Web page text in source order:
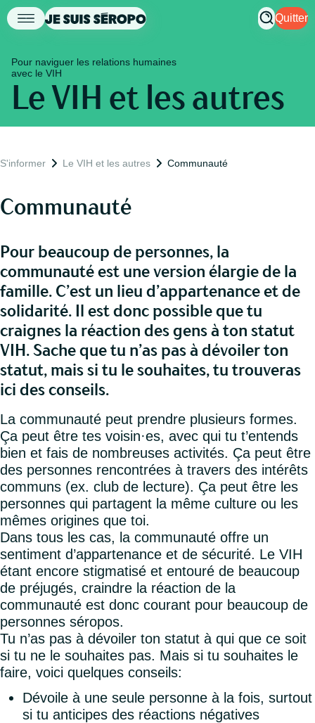
Quitter
Pour naviguer les relations humaines
avec le VIH
Le VIH et les autres
S'informer Le VIH et les autres Communauté
Communauté
Pour beaucoup de personnes, la
communauté est une version élargie de la
famille. C’est un lieu d’appartenance et de
solidarité. Il est donc possible que tu
craignes la réaction des gens à ton statut
VIH. Sache que tu n’as pas à dévoiler ton
statut, mais si tu le souhaites, tu trouveras
ici des conseils.
La communauté peut prendre plusieurs formes.
Ça peut être tes voisin·es, avec qui tu t’entends
bien et fais de nombreuses activités. Ça peut être
des personnes rencontrées à travers des intérêts
communs (ex. club de lecture). Ça peut être les
personnes qui partagent la même culture ou les
mêmes origines que toi.
Dans tous les cas, la communauté offre un
sentiment d’appartenance et de sécurité. Le VIH
étant encore stigmatisé et entouré de beaucoup
de préjugés, craindre la réaction de la
communauté est donc courant pour beaucoup de
personnes séropos.
Tu n’as pas à dévoiler ton statut à qui que ce soit
si tu ne le souhaites pas. Mais si tu souhaites le
faire, voici quelques conseils:
Dévoile à une seule personne à la fois, surtout
si tu anticipes des réactions négatives